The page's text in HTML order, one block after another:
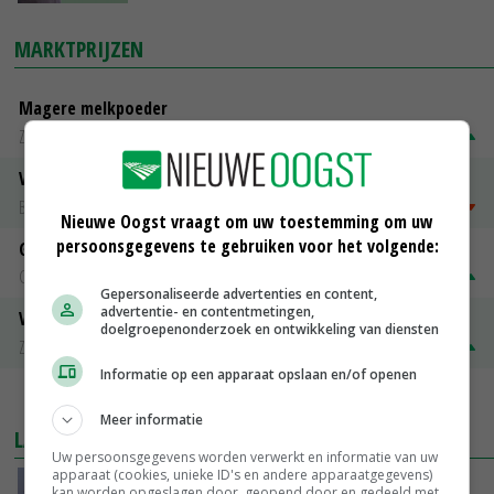
MARKTPRIJZEN
Magere melkpoeder
Zuivel NL
Vleeskuikens 2001-2600 gr
Barneveld
Gerst
Groningen
Volle melkpoeder
Zuivel NL
LAATSTE NIEUWS
China scherpt importeisen voor pootgoed aan
Nieuwe Oogst vraagt om uw toestemming om uw
persoonsgegevens te gebruiken voor het volgende:
Gepersonaliseerde advertenties en content,
advertentie- en contentmetingen,
doelgroepenonderzoek en ontwikkeling van diensten
Informatie op een apparaat opslaan en/of openen
Meer informatie
Uw persoonsgegevens worden verwerkt en informatie van uw
apparaat (cookies, unieke ID's en andere apparaatgegevens)